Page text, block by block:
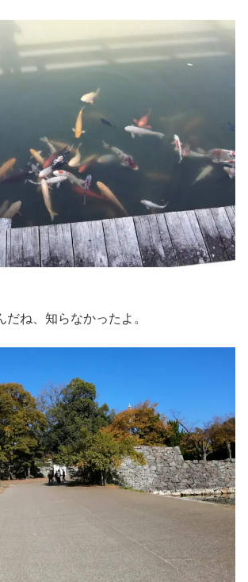
ね、知らなかったよ。